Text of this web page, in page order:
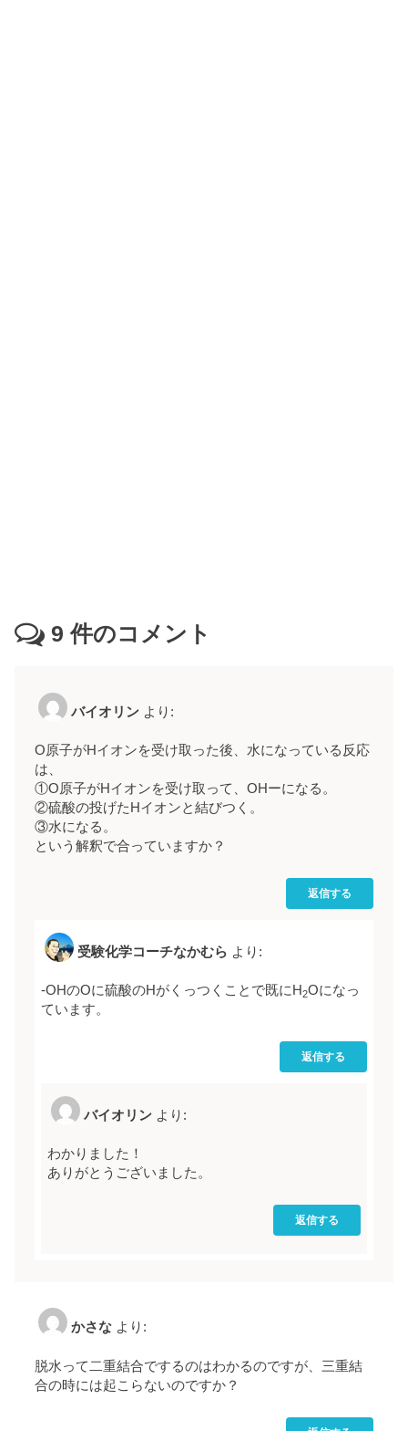
9 件のコメント
バイオリン より:
O原子がHイオンを受け取った後、水になっている反応
は、
①O原子がHイオンを受け取って、OHーになる。
②硫酸の投げたHイオンと結びつく。
③水になる。
という解釈で合っていますか？
返信する
受験化学コーチなかむら より:
-OHのOに硫酸のHがくっつくことで既にH2Oになっ
ています。
返信する
バイオリン より:
わかりました！
ありがとうございました。
返信する
かさな より:
脱水って二重結合でするのはわかるのですが、三重結
合の時には起こらないのですか？